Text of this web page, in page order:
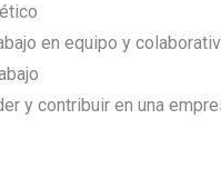
en equipo y
y contribuir en una